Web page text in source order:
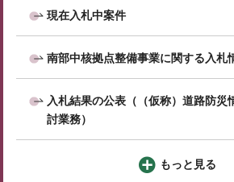
現在入札中案件
南部中核拠点整備事業に関する入札
入札結果の公表（（仮称）道路防災
討業務）
もっと見る